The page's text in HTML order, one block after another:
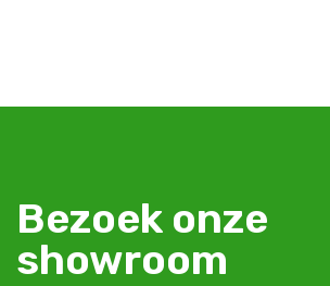
Bezoek onze
showroom